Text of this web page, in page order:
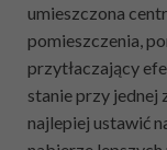
umieszczona
pomieszczenia,
przytłaczający
stanie przy jednej
najlepiej ustawić